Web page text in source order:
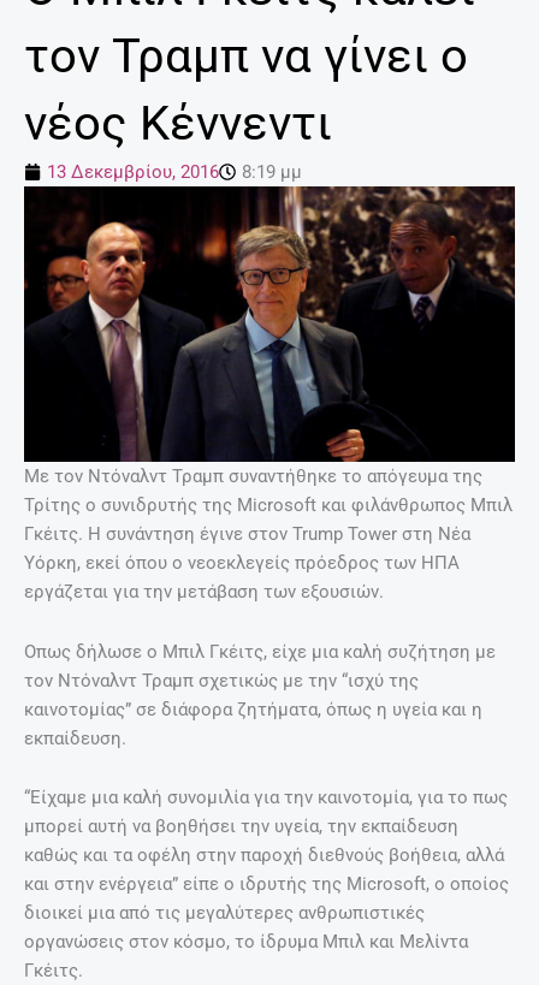
τον Τραμπ να γίνει ο
νέος Κέννεντι
13 Δεκεμβρίου, 2016 8:19 μμ
Με τον Ντόναλντ Τραμπ συναντήθηκε το απόγευμα της
Τρίτης ο συνιδρυτής της Microsoft και φιλάνθρωπος Μπιλ
Γκέιτς. Η συνάντηση έγινε στον Trump Tower στη Νέα
Υόρκη, εκεί όπου ο νεοεκλεγείς πρόεδρος των ΗΠΑ
εργάζεται για την μετάβαση των εξουσιών.
Οπως δήλωσε ο Μπιλ Γκέιτς, είχε μια καλή συζήτηση με
τον Ντόναλντ Τραμπ σχετικώς με την “ισχύ της
καινοτομίας” σε διάφορα ζητήματα, όπως η υγεία και η
εκπαίδευση.
“Είχαμε μια καλή συνομιλία για την καινοτομία, για το πως
μπορεί αυτή να βοηθήσει την υγεία, την εκπαίδευση
καθώς και τα οφέλη στην παροχή διεθνούς βοήθεια, αλλά
και στην ενέργεια” είπε ο ιδρυτής της Microsoft, ο οποίος
διοικεί μια από τις μεγαλύτερες ανθρωπιστικές
οργανώσεις στον κόσμο, το ίδρυμα Μπιλ και Μελίντα
Γκέιτς.